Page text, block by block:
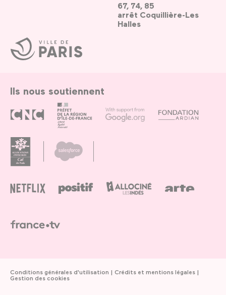
Ville
de
Paris
67, 74, 85
arrêt Coquillière-Les
Halles
Ils nous soutiennent
Conditions générales d'utilisation
Crédits et mentions légales
Gestion des cookies